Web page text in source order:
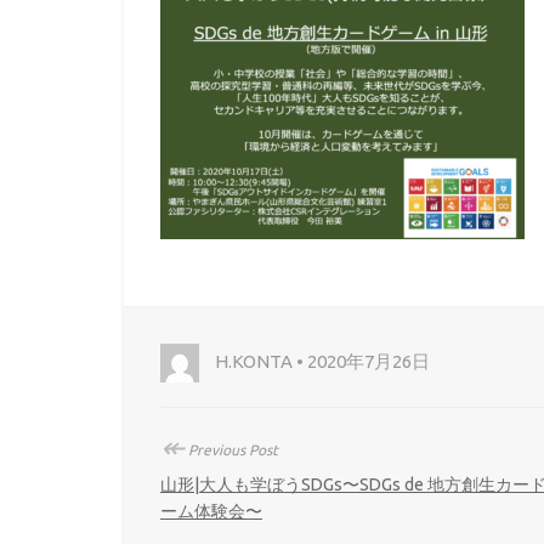
H.KONTA • 2020年7月26日
↞Previous Post
山形|大人も学ぼうSDGs〜SDGs de 地方創生カー
ーム体験会〜